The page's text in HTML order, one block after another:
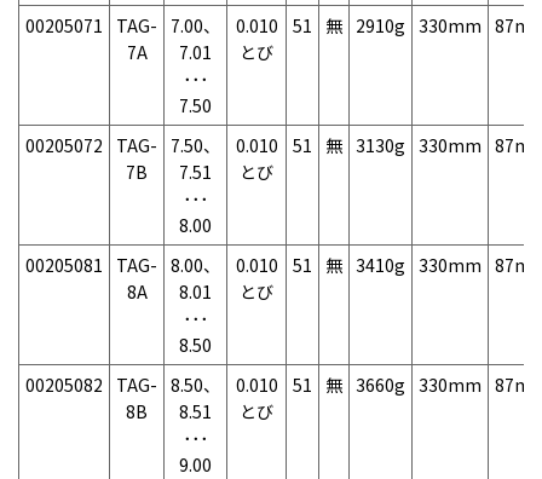
00205071
TAG-
7A
7.00、
7.01
･･･
7.50
0.010
とび
51 無 2910g 330mm
00205072
TAG-
7B
7.50、
7.51
･･･
8.00
0.010
とび
51 無 3130g 330mm
00205081
TAG-
8A
8.00、
8.01
･･･
8.50
0.010
とび
51 無 3410g 330mm
00205082
TAG-
8B
8.50、
8.51
･･･
9.00
0.010
とび
51 無 3660g 330mm